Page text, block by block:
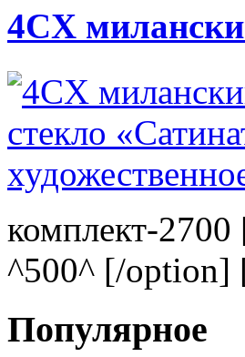
4CХ
комплект-
^500^ [/option]
Популярное